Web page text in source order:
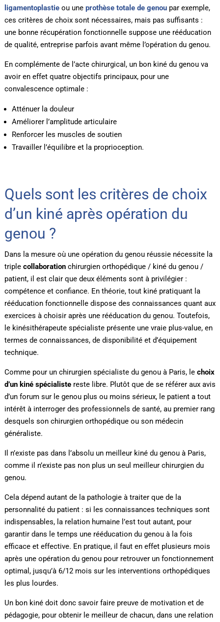
ligamentoplastieou une prothèse totale de genoupar exemple,
ces critères de choix sont nécessaires, mais pas suffisants :
une bonne récupération fonctionnelle suppose une rééducation
de qualité, entreprise parfois avant même l’opération du genou.
En complémente de l’acte chirurgical, un bon kiné du genou va
avoir en effet quatre objectifs principaux, pour une
convalescence optimale :
Atténuer la douleur
Améliorer l’amplitude articulaire
Renforcer les muscles de soutien
Travailler l’équilibre et la proprioception.
Quels sont les critères de choix
d’un kiné après opération du
genou ?
Dans la mesure où une opération du genou réussie nécessite la
triple collaborationchirurgien orthopédique / kiné du genou /
patient, il est clair que deux éléments sont à privilégier :
compétence et confiance. En théorie, tout kiné pratiquant la
rééducation fonctionnelle dispose des connaissances quant aux
exercices à choisir après une rééducation du genou. Toutefois,
le kinésithérapeute spécialiste présente une vraie plus-value, en
termes de connaissances, de disponibilité et d’équipement
technique.
Comme pour un chirurgien spécialiste du genou à Paris, le choix
d’un kiné spécialistereste libre. Plutôt que de se référer aux avis
d’un forum sur le genou plus ou moins sérieux, le patient a tout
intérêt à interroger des professionnels de santé, au premier rang
desquels son chirurgien orthopédique ou son médecin
généraliste.
Il n’existe pas dans l’absolu un meilleur kiné du genou à Paris,
comme il n’existe pas non plus un seul meilleur chirurgien du
genou.
Cela dépend autant de la pathologie à traiter que de la
personnalité du patient : si les connaissances techniques sont
indispensables, la relation humaine l’est tout autant, pour
garantir dans le temps une rééducation du genou à la fois
efficace et effective. En pratique, il faut en effet plusieurs mois
après une opération du genou pour retrouver un fonctionnement
optimal, jusqu’à 6/12 mois sur les interventions orthopédiques
les plus lourdes.
Un bon kiné doit donc savoir faire preuve de motivation et de
pédagogie, pour obtenir le meilleur de chacun, dans une relation